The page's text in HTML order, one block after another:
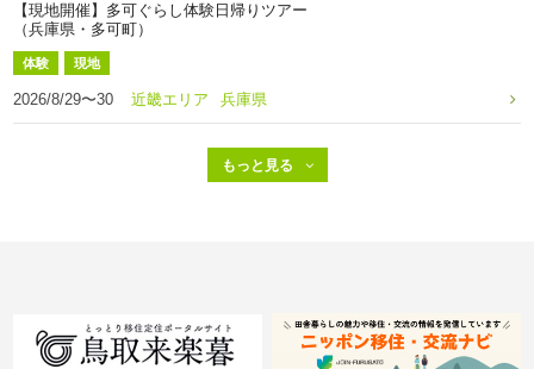
【現地開催】多可ぐらし体験日帰りツアー
（兵庫県・多可町）
体験 現地
2026/8/29〜30 近畿エリア 兵庫県